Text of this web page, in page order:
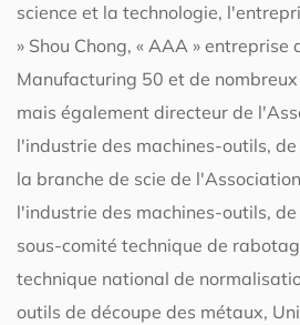
science et la technologie,
» Shou Chong, « AAA » entreprise
Manufacturing 50 et de
mais également directeur de
l'industrie des machines-outils,
la branche de scie de
l'industrie des machines-outils,
sous-comité technique de
technique national de
outils de découpe des métaux,